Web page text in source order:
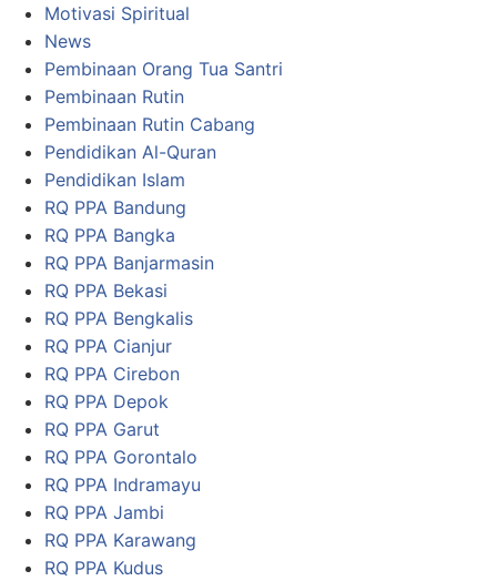
Motivasi Spiritual
News
Pembinaan Orang Tua Santri
Pembinaan Rutin
Pembinaan Rutin Cabang
Pendidikan Al-Quran
Pendidikan Islam
RQ PPA Bandung
RQ PPA Bangka
RQ PPA Banjarmasin
RQ PPA Bekasi
RQ PPA Bengkalis
RQ PPA Cianjur
RQ PPA Cirebon
RQ PPA Depok
RQ PPA Garut
RQ PPA Gorontalo
RQ PPA Indramayu
RQ PPA Jambi
RQ PPA Karawang
RQ PPA Kudus